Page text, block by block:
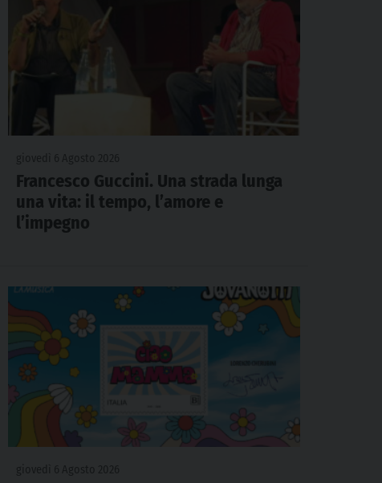
Francesco Guccini. Una strada lunga
una vita: il tempo, l’amore e
l’impegno